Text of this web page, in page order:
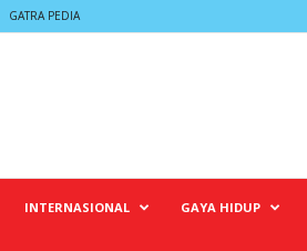
GATRA PEDIA
INTERNASIONAL GAYA HIDUP